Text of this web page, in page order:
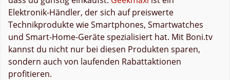
Elektronik-Händler, der sich auf preiswerte
Technikprodukte wie Smartphones, Smartwatches
und Smart-Home-Geräte spezialisiert hat. Mit Boni.tv
kannst du nicht nur bei diesen Produkten sparen,
sondern auch von laufenden Rabattaktionen
profitieren.